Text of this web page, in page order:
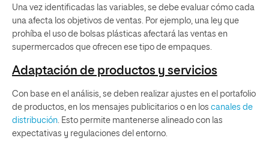
Una vez identificadas las variables, se debe evaluar cómo cada
una afecta los objetivos de ventas. Por ejemplo, una ley que
prohíba el uso de bolsas plásticas afectará las ventas en
supermercados que ofrecen ese tipo de empaques.
Adaptación de productos y servicios
Con base en el análisis, se deben realizar ajustes en el portafolio
de productos, en los mensajes publicitarios o en los canales de
distribución . Esto permite mantenerse alineado con las
expectativas y regulaciones del entorno.